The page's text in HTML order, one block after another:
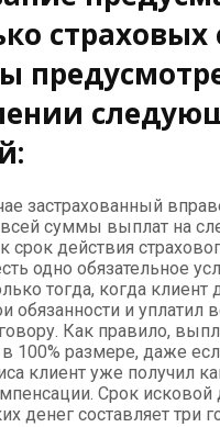
страховых
застрахованный
всей суммы выплат на
срок действия
одно обязательное
тогда, когда клиент
обязанности и уплатил
Как правило,
в 100% размере, даже
клиент уже получил
Срок исковой
денег составляет три